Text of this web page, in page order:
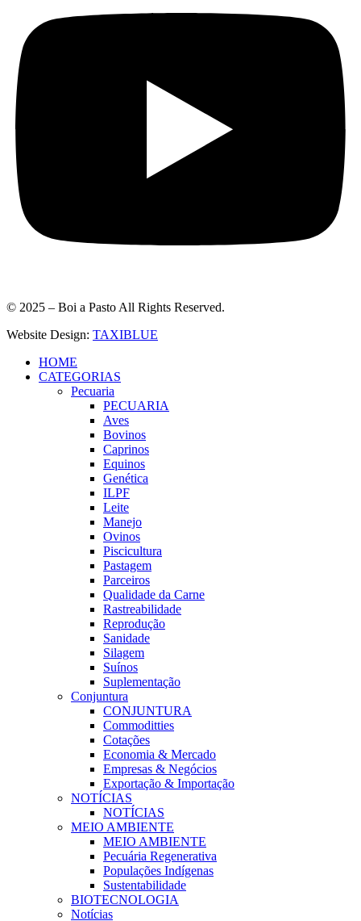
© 2025 – Boi a Pasto All Rights Reserved.
Website Design: TAXIBLUE
HOME
CATEGORIAS
Pecuaria
PECUARIA
Aves
Bovinos
Caprinos
Equinos
Genética
ILPF
Leite
Manejo
Ovinos
Piscicultura
Pastagem
Parceiros
Qualidade da Carne
Rastreabilidade
Reprodução
Sanidade
Silagem
Suínos
Suplementação
Conjuntura
CONJUNTURA
Commoditties
Cotações
Economia & Mercado
Empresas & Negócios
Exportação & Importação
NOTÍCIAS
NOTÍCIAS
MEIO AMBIENTE
MEIO AMBIENTE
Pecuária Regenerativa
Populações Indígenas
Sustentabilidade
BIOTECNOLOGIA
Notícias